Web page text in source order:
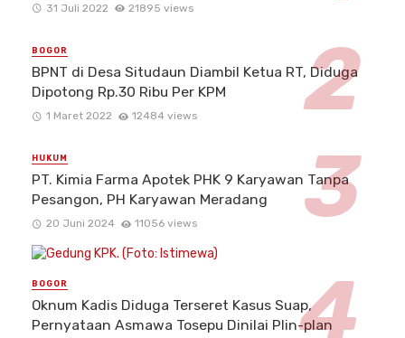
31 Juli 2022 21895 views
BOGOR
BPNT di Desa Situdaun Diambil Ketua RT, Diduga
Dipotong Rp.30 Ribu Per KPM
1 Maret 2022 12484 views
HUKUM
PT. Kimia Farma Apotek PHK 9 Karyawan Tanpa
Pesangon, PH Karyawan Meradang
20 Juni 2024 11056 views
BOGOR
Oknum Kadis Diduga Terseret Kasus Suap,
Pernyataan Asmawa Tosepu Dinilai Plin-plan